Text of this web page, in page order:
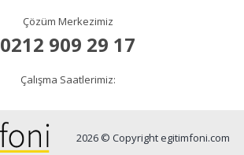
Çözüm Merkezimiz
0212 909 29 17
Çalışma Saatlerimiz:
2026 © Copyright egitimfoni.com